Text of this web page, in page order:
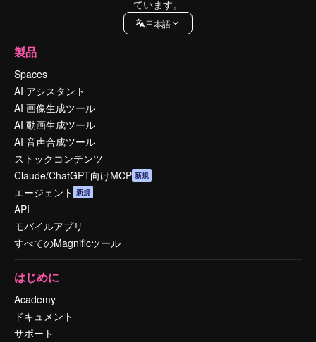
ています。
日本語
製品
Spaces
AI アシスタント
AI 画像生成ツール
AI 動画生成ツール
AI 音声合成ツール
ストックコンテンツ
Claude/ChatGPT向けMCP 新規
エージェント 新規
API
モバイルアプリ
すべてのMagnificツール
はじめに
Academy
ドキュメント
サポート